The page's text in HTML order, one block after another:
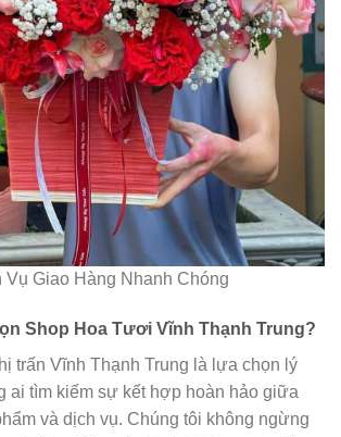
Vụ Giao Hàng Nhanh Chóng
Shop Hoa Tươi Vĩnh Thạnh Trung?
trấn Vĩnh Thạnh Trung là lựa chọn lý
ai tìm kiếm sự kết hợp hoàn hảo giữa
và dịch vụ. Chúng tôi không ngừng